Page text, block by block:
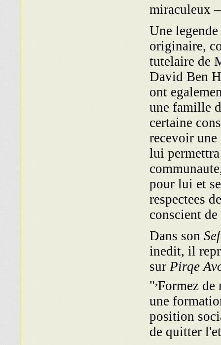
miraculeux
Une
originaire,
tutelaire de
David Ben
ont
une famille
certaine
recevoir une
lui
pour lui et
respectees
conscient
Dans son
inedit, il
sur Pirqe
",Formez
une
position
de quitter